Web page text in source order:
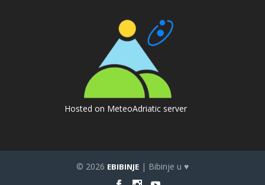
Hosted on MeteoAdriatic server
© 2026 EBIBINJE | Bibinje u ♥